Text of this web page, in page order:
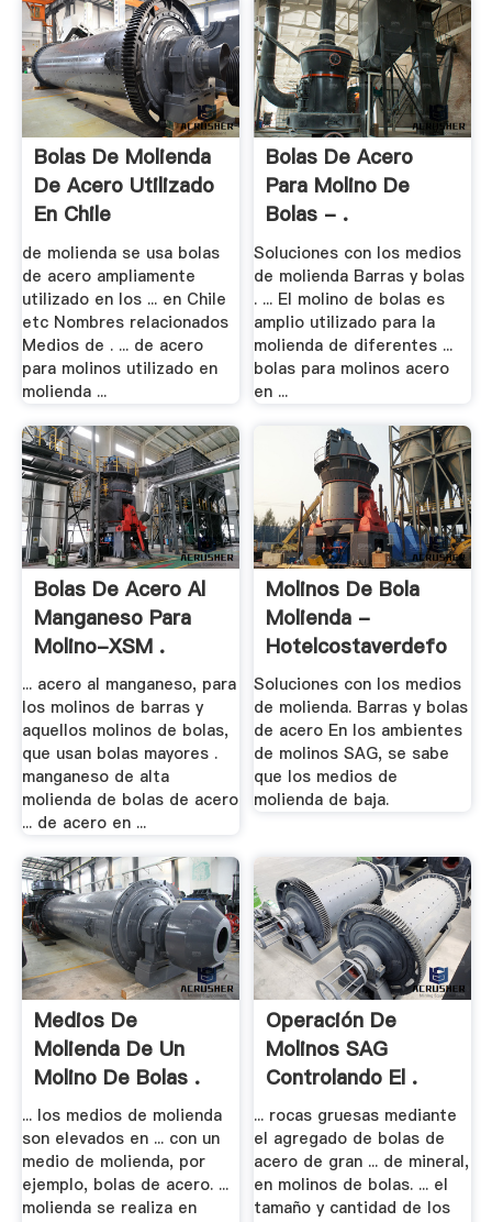
Bolas De Molienda
De Acero Utilizado
En Chile
de molienda se usa bolas
de acero ampliamente
utilizado en los ... en Chile
etc Nombres relacionados
Medios de . ... de acero
para molinos utilizado en
molienda ...
Bolas De Acero
Para Molino De
Bolas - .
Soluciones con los medios
de molienda Barras y bolas
. ... El molino de bolas es
amplio utilizado para la
molienda de diferentes ...
bolas para molinos acero
en ...
Bolas De Acero Al
Manganeso Para
Molino-XSM .
... acero al manganeso, para
los molinos de barras y
aquellos molinos de bolas,
que usan bolas mayores .
manganeso de alta
molienda de bolas de acero
... de acero en ...
Molinos De Bola
Molienda -
Hotelcostaverdefo
Soluciones con los medios
de molienda. Barras y bolas
de acero En los ambientes
de molinos SAG, se sabe
que los medios de
molienda de baja.
Medios De
Molienda De Un
Molino De Bolas .
... los medios de molienda
son elevados en ... con un
medio de molienda, por
ejemplo, bolas de acero. ...
molienda se realiza en
Operación De
Molinos SAG
Controlando El .
... rocas gruesas mediante
el agregado de bolas de
acero de gran ... de mineral,
en molinos de bolas. ... el
tamaño y cantidad de los